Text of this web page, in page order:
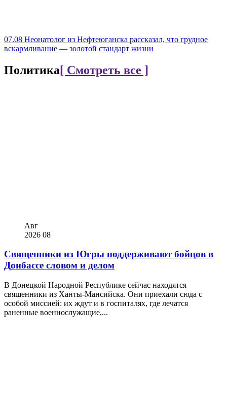
07.08 Неонатолог из Нефтеюганска рассказал, что грудное
вскармливание — золотой стандарт жизни
Политика[ Смотреть все ]
Авг
2026 08
Священники из Югры поддерживают бойцов в
Донбассе словом и делом
В Донецкой Народной Республике сейчас находятся
священники из Ханты-Мансийска. Они приехали сюда с
особой миссией: их ждут и в госпиталях, где лечатся
раненные военнослужащие,...